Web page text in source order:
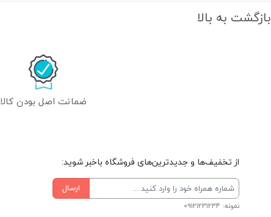
بازگشت به بالا
ضمانت اصل بودن کالا
از تخفیف‌ها و جدیدترین‌های فروشگاه باخبر شوید:
ارسال
نمونه: 09121231234